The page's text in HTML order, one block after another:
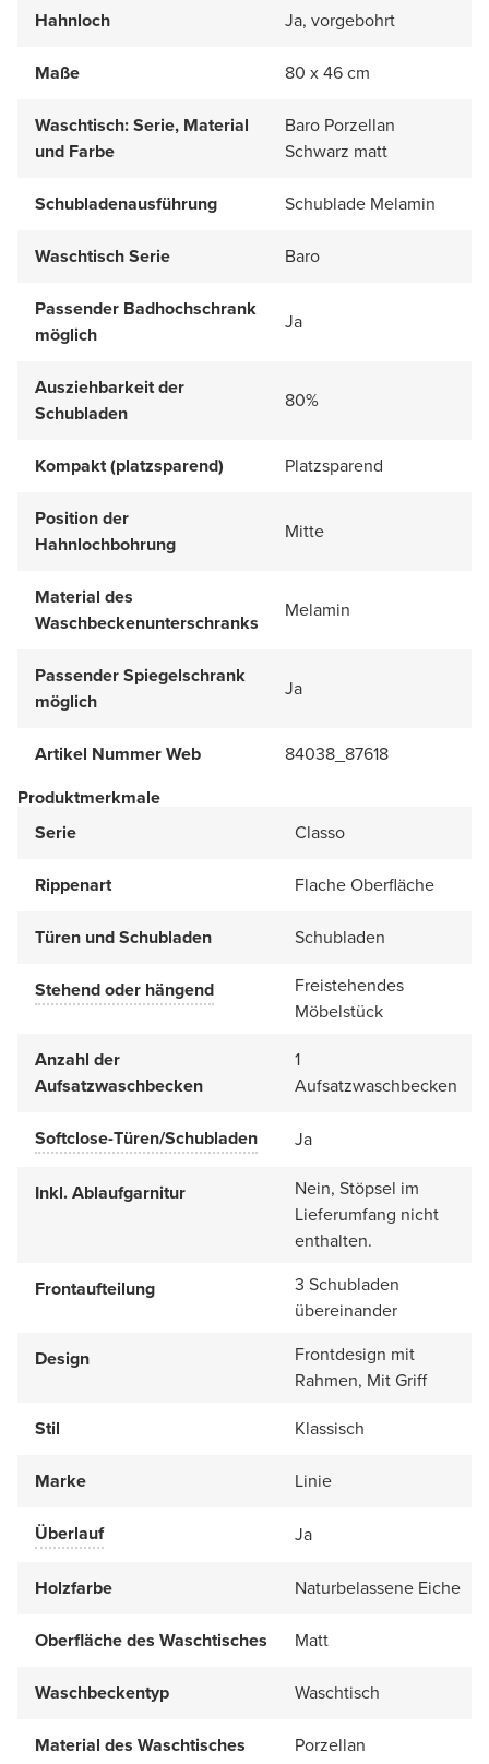
Hahnloch Ja, vorgebohrt
Maße 80 x 46 cm
Waschtisch: Serie, Material
und Farbe
Baro Porzellan
Schwarz matt
Schubladenausführung Schublade Melamin
Waschtisch Serie Baro
Passender Badhochschrank
möglich
Ja
Ausziehbarkeit der
Schubladen
80%
Kompakt (platzsparend) Platzsparend
Position der
Hahnlochbohrung
Mitte
Material des
Waschbeckenunterschranks
Melamin
Passender Spiegelschrank
möglich
Ja
Artikel Nummer Web
84038_87618
Produktmerkmale
Serie
Classo
Rippenart Flache Oberfläche
Türen und Schubladen Schubladen
Stehend oder hängend
Freistehendes
Möbelstück
Anzahl der
Aufsatzwaschbecken
1
Aufsatzwaschbecken
Softclose-Türen/Schubladen Ja
Inkl. Ablaufgarnitur
Nein, Stöpsel im
Lieferumfang nicht
enthalten.
Frontaufteilung
3 Schubladen
übereinander
Design
Frontdesign mit
Rahmen, Mit Griff
Stil
Klassisch
Marke Linie
Überlauf Ja
Holzfarbe Naturbelassene Eiche
Oberfläche des Waschtisches Matt
Waschbeckentyp Waschtisch
Material des Waschtisches Porzellan